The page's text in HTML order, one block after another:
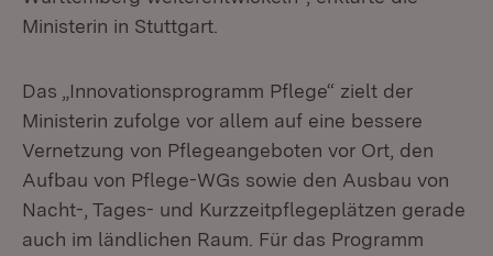
Ministerin in Stuttgart.
Das „Innovationsprogramm Pflege“ zielt der
Ministerin zufolge vor allem auf eine bessere
Vernetzung von Pflegeangeboten vor Ort, den
Aufbau von Pflege-WGs sowie den Ausbau von
Nacht-, Tages- und Kurzzeitpflegeplätzen gerade
auch im ländlichen Raum. Für das Programm